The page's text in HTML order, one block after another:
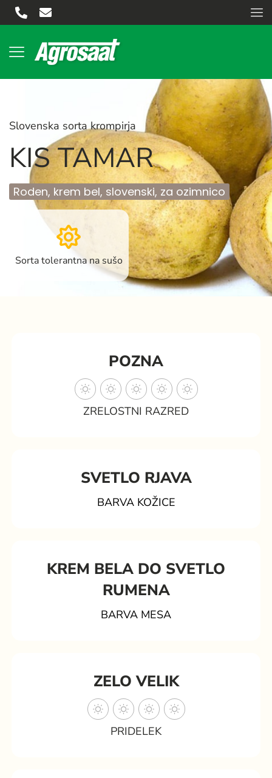
Slovenska sorta krompirja
KIS TAMAR
Roden, krem bel, slovenski, za ozimnico
Sorta tolerantna na sušo
SVETLO RJAVA
BARVA KOŽICE
KREM BELA DO SVETLO
RUMENA
BARVA MESA
POZNA
ZRELOSTNI RAZRED
ZELO VELIK
PRIDELEK